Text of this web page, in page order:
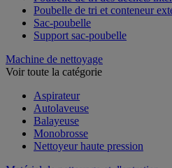
Poubelle de tri des déchets
Poubelle de tri et conteneur
Sac-poubelle
Machine de nettoyage
Aspirateur
Autolaveuse
Balayeuse
Monobrosse